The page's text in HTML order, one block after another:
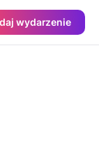
wydarzenie